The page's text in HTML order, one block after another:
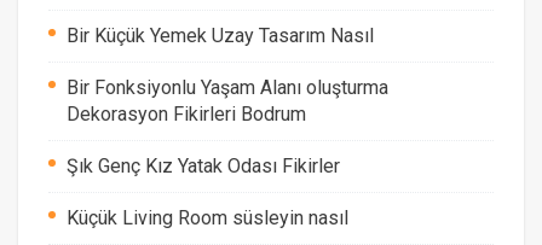
Bir Küçük Yemek Uzay Tasarım Nasıl
Bir Fonksiyonlu Yaşam Alanı oluşturma
Dekorasyon Fikirleri Bodrum
Şık Genç Kız Yatak Odası Fikirler
Küçük Living Room süsleyin nasıl